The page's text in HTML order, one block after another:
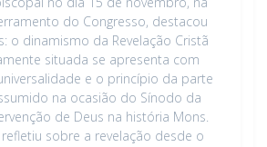
do Congresso, destacou
o dinamismo da Revelação Cristã
situada se apresenta com
e o princípio da parte
na ocasião do Sínodo da
de Deus na história Mons.
sobre a revelação desde o